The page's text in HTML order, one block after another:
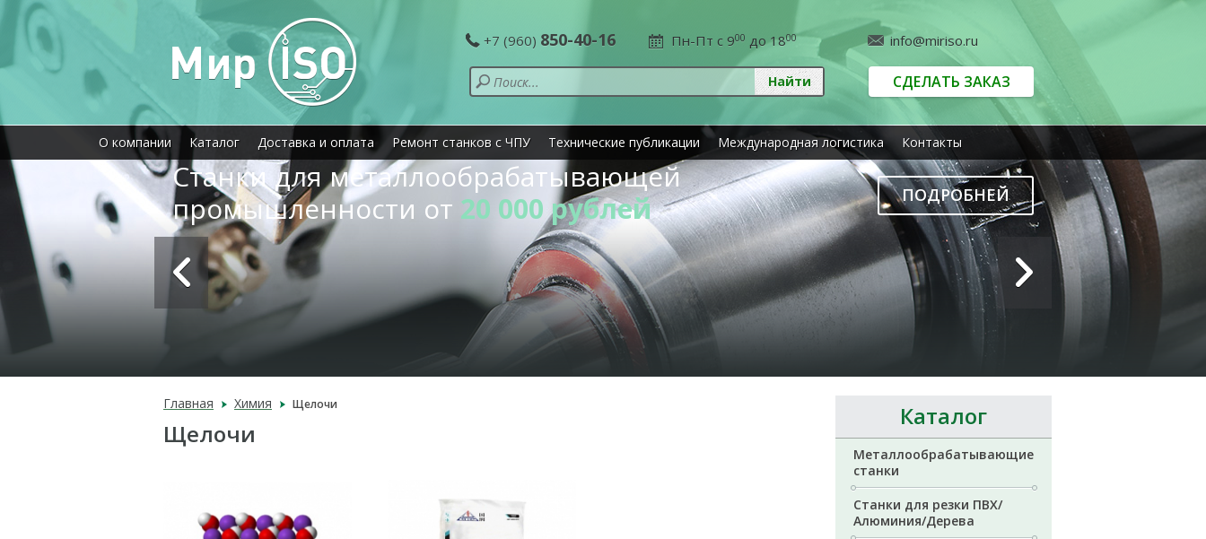
+7 (960) 850-40-16 Пн-Пт с 900 до 1800 info@miriso.ru
СДЕЛАТЬ ЗАКАЗ
О компании Каталог Доставка и оплата Ремонт станков с ЧПУ Технические публикации Международная логистика Контакты
Станки для металлообрабатывающей
промышленности от 20 000 рублей ПОДРОБНЕЙ
Главная Химия Щелочи
Щелочи
Каталог
Металлообрабатывающие
станки
Станки для резки ПВХ/
Алюминия/Дерева